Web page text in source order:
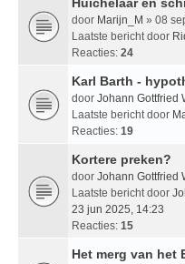
door Marijn_M » 08
Laatste bericht door
Reacties: 24
Karl Barth -
door Johann Gottfried
Laatste bericht door
Reacties: 19
Kortere preken?
door Johann Gottfried
Laatste bericht door
23 jun 2025, 14:23
Reacties: 15
Het merg van het